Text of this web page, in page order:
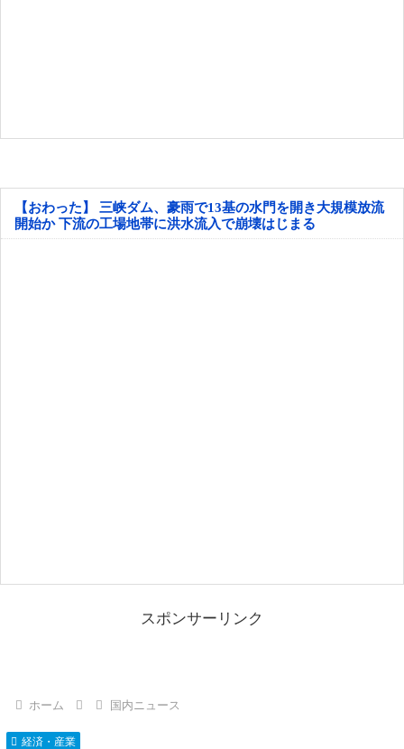
【おわった】 三峡ダム、豪雨で13基の水門を開き大規模放流
開始か 下流の工場地帯に洪水流入で崩壊はじまる
スポンサーリンク
ホーム 国内ニュース
経済・産業